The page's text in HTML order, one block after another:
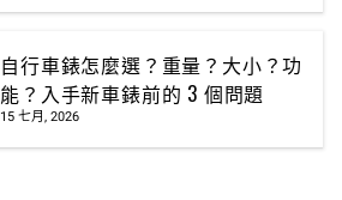
自行車錶怎麼選？重量？大小？功
能？入手新車錶前的 3 個問題
15 七月, 2026